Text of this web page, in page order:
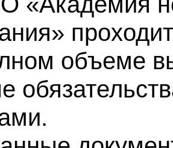
объеме